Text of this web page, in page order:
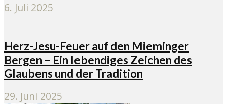
6. Juli 2025
Herz-Jesu-Feuer auf den Mieminger
Bergen – Ein lebendiges Zeichen des
Glaubens und der Tradition
29. Juni 2025